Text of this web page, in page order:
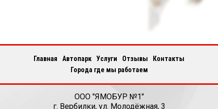
Главная Автопарк Услуги Отзывы
Контакты
Города где мы работаем
ООО "ЯМОБУР №1"
г. Вербилки, ул. Молодёжная, 3